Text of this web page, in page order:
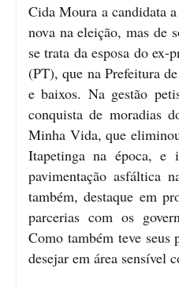
Cida Moura a candidata
nova na eleição, mas de
se trata da esposa do
(PT), que na Prefeitura
e baixos. Na gestão
conquista de moradias
Minha Vida, que
Itapetinga na época, e
pavimentação asfáltica
também, destaque em
parcerias com os
Como também teve seus
desejar em área sensível